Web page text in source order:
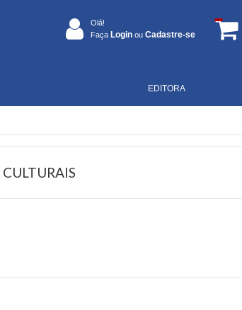
Olá!
Faça Login ou Cadastre-se
EDITORA